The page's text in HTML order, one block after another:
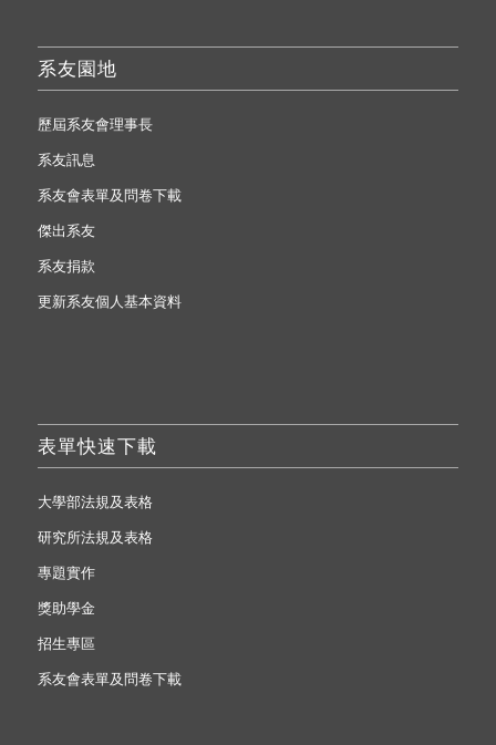
系友園地
歷屆系友會理事長
系友訊息
系友會表單及問卷下載
傑出系友
系友捐款
更新系友個人基本資料
表單快速下載
大學部法規及表格
研究所法規及表格
專題實作
獎助學金
招生專區
系友會表單及問卷下載